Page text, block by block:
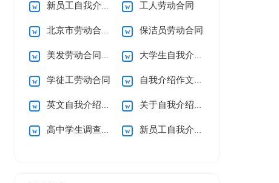
新员工自我介绍精选15篇 工人劳动合同
北京市劳动合同(15篇) 保洁员劳动合同
美发劳动合同12篇 大学生自我介绍合集15篇
学徒工劳动合同 自我介绍作文15篇
英文自我介绍(合集15篇) 关于自我介绍(通用15篇)
高中学生调查报告 新员工自我介绍通用15篇